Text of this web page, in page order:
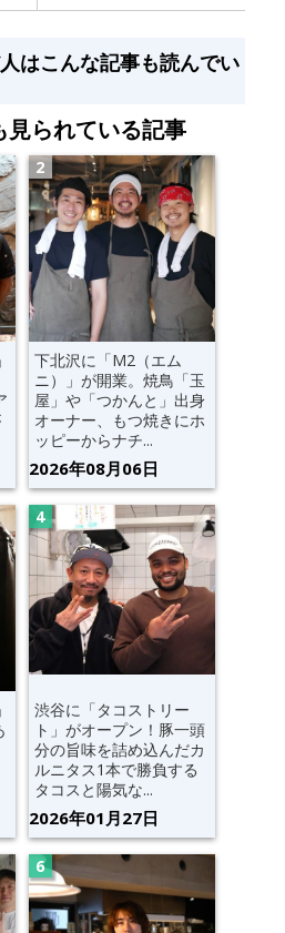
はこんな記事も読んでい
られている記事
下北沢に「M2（エム
ニ）」が開業。焼鳥「玉
屋」や「つかんと」出身
オーナー、もつ焼きにホ
ッピーからナチ...
2026年08月06日
渋谷に「タコストリー
ト」がオープン！豚一頭
分の旨味を詰め込んだカ
ルニタス1本で勝負する
タコスと陽気な...
2026年01月27日